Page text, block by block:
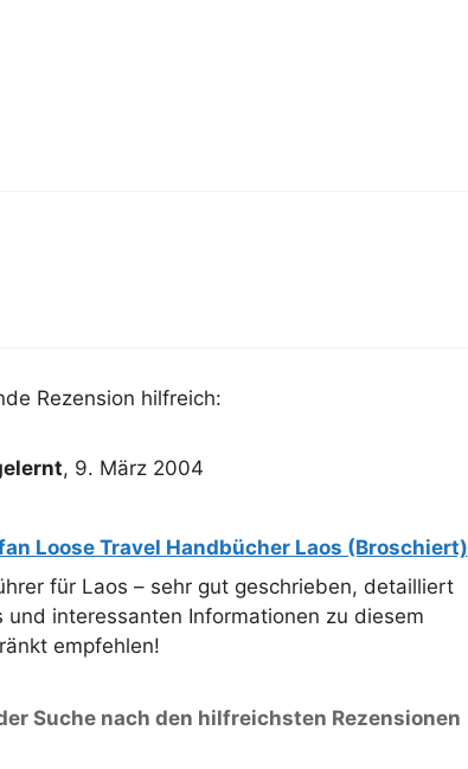
Rezension hilfreich:
, 9. März 2004
Loose Travel Handbücher Laos (Broschiert)
für Laos – sehr gut geschrieben, detailliert
interessanten Informationen zu diesem
empfehlen!
Suche nach den hilfreichsten Rezensionen